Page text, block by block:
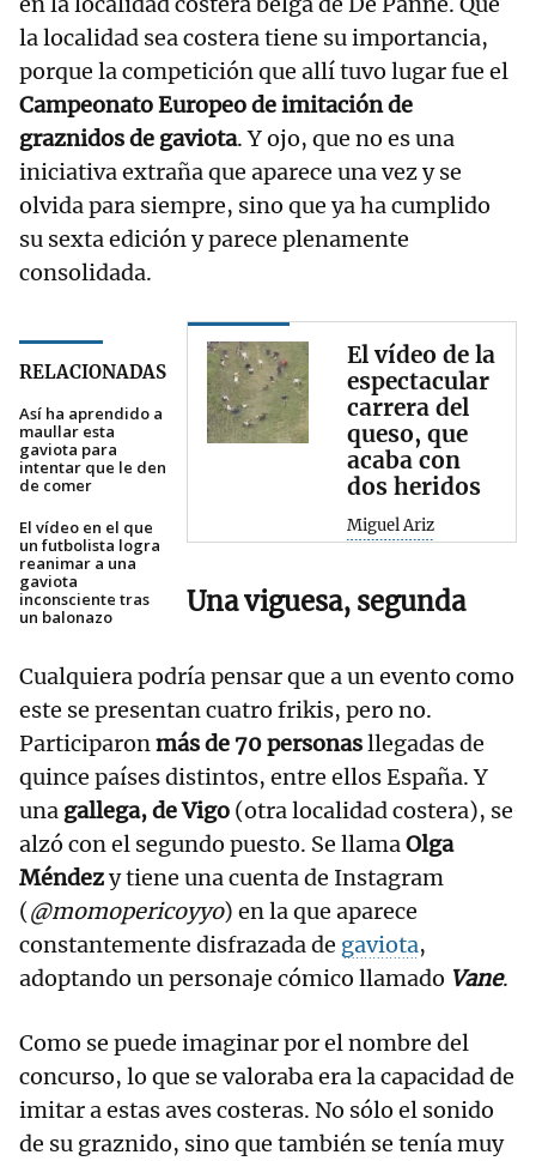
la localidad sea costera tiene su importancia,
porque la competición que allí tuvo lugar fue el
Campeonato Europeo de imitación de
graznidos de gaviota. Y ojo, que no es una
iniciativa extraña que aparece una vez y se
olvida para siempre, sino que ya ha cumplido
su sexta edición y parece plenamente
consolidada.
RELACIONADAS
Así ha aprendido a
maullar esta
gaviota para
intentar que le den
de comer
El vídeo en el que
un futbolista logra
reanimar a una
gaviota
inconsciente tras
un balonazo
El vídeo de la
espectacular
carrera del
queso, que
acaba con
dos heridos
Miguel Ariz
Una viguesa, segunda
Cualquiera podría pensar que a un evento como
este se presentan cuatro frikis, pero no.
Participaronmás de 70 personasllegadas de
quince países distintos, entre ellos España. Y
una gallega, de Vigo (otra localidad costera), se
alzó con el segundo puesto. Se llamaOlga
Méndezy tiene una cuenta de Instagram
(@momopericoyyo) en la que aparece
constantemente disfrazada de gaviota,
adoptando un personaje cómico llamado Vane.
Como se puede imaginar por el nombre del
concurso, lo que se valoraba era la capacidad de
imitar a estas aves costeras. No sólo el sonido
de su graznido, sino que también se tenía muy